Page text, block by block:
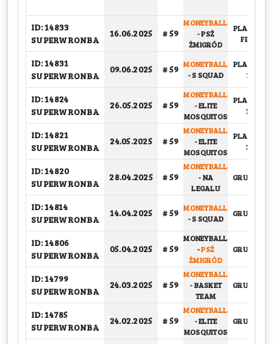
ID: 14833
SUPERWRONBA
16.06.2025 # 59
MONEYBALL
-PSŻ
ŻMIGRÓD
PLAY-OFF,
FINAŁ
ID: 14831
SUPERWRONBA
09.06.2025 # 59 MONEYBALL
-S SQUAD
PLAY-OFF,
1/2
ID: 14824
SUPERWRONBA
26.05.2025 # 59
MONEYBALL
-ELITE
MOSQUITOS
PLAY-OFF,
1/4
ID: 14821
SUPERWRONBA
24.05.2025 # 59
MONEYBALL
-ELITE
MOSQUITOS
PLAY-OFF,
1/4
ID: 14820
SUPERWRONBA
28.04.2025 # 59
MONEYBALL
-NA
LEGALU
GRUPOWY
ID: 14814
SUPERWRONBA
14.04.2025 # 59 MONEYBALL
-S SQUAD
GRUPOWY
ID: 14806
SUPERWRONBA
05.04.2025 # 59
MONEYBALL
-PSŻ
ŻMIGRÓD
GRUPOWY
ID: 14799
SUPERWRONBA
24.03.2025 # 59
MONEYBALL
-BASKET
TEAM
GRUPOWY
ID: 14785
SUPERWRONBA
24.02.2025 # 59
MONEYBALL
-ELITE
MOSQUITOS
GRUPOWY